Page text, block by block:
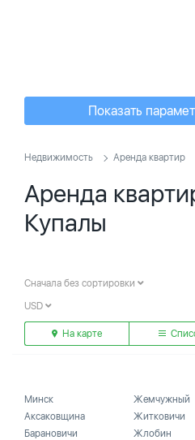
Показать
Недвижимость Аренда квартир
Аренда
Купалы
Сначала без сортировки
USD
На карте
Минск
Аксаковщина
Барановичи
Жемчужный
Житковичи
Жлобин